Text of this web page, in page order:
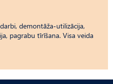
demontāža-utilizācija,
pagrabu tīrīšana. Visa veida